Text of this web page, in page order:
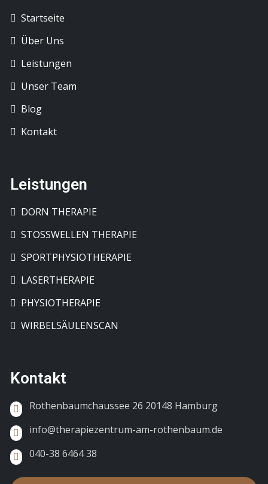
Startseite
Über Uns
Leistungen
Unser Team
Blog
Kontakt
Leistungen
DORN THERAPIE
STOSSWELLEN THERAPIE
SPORTPHYSIOTHERAPIE
LASERTHERAPIE
PHYSIOTHERAPIE
WIRBELSÄULENSCAN
Kontakt
Rothenbaumchaussee 26 20148 Hamburg
info@therapiezentrum-am-rothenbaum.de
040-38 6464 38